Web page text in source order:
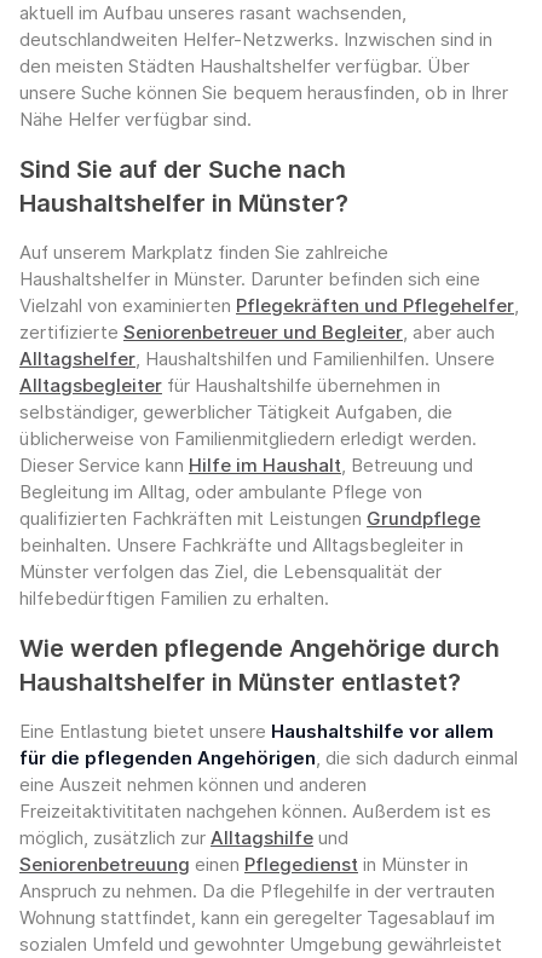
aktuell im Aufbau unseres rasant wachsenden,
deutschlandweiten Helfer-Netzwerks. Inzwischen sind in
den meisten Städten Haushaltshelfer verfügbar. Über
unsere Suche können Sie bequem herausfinden, ob in Ihrer
Nähe Helfer verfügbar sind.
Sind Sie auf der Suche nach
Haushaltshelfer in Münster?
Auf unserem Markplatz finden Sie zahlreiche
Haushaltshelfer in Münster. Darunter befinden sich eine
Vielzahl von examinierten Pflegekräften und Pflegehelfer,
zertifizierte Seniorenbetreuer und Begleiter, aber auch
Alltagshelfer, Haushaltshilfen und Familienhilfen. Unsere
Alltagsbegleiter für Haushaltshilfe übernehmen in
selbständiger, gewerblicher Tätigkeit Aufgaben, die
üblicherweise von Familienmitgliedern erledigt werden.
Dieser Service kann Hilfe im Haushalt, Betreuung und
Begleitung im Alltag, oder ambulante Pflege von
qualifizierten Fachkräften mit Leistungen Grundpflege
beinhalten. Unsere Fachkräfte und Alltagsbegleiter in
Münster verfolgen das Ziel, die Lebensqualität der
hilfebedürftigen Familien zu erhalten.
Wie werden pflegende Angehörige durch
Haushaltshelfer in Münster entlastet?
Eine Entlastung bietet unsere Haushaltshilfe vor allem
für die pflegenden Angehörigen, die sich dadurch einmal
eine Auszeit nehmen können und anderen
Freizeitaktivititaten nachgehen können. Außerdem ist es
möglich, zusätzlich zur Alltagshilfe und
Seniorenbetreuung einen Pflegedienst in Münster in
Anspruch zu nehmen. Da die Pflegehilfe in der vertrauten
Wohnung stattfindet, kann ein geregelter Tagesablauf im
sozialen Umfeld und gewohnter Umgebung gewährleistet